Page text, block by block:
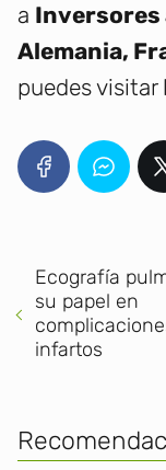
a Inversores
Alemania,
puedes visitar
Ecografía
su papel en
infartos